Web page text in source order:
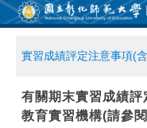
跳
到
實習成績評定注意事項(
有關期末實習成績
教育實習機構(請參